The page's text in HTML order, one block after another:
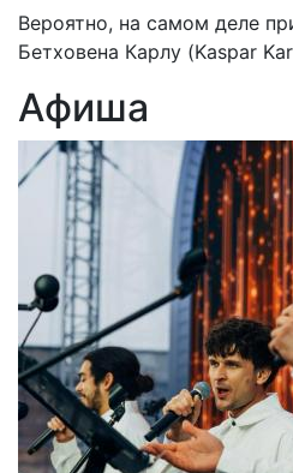
Вероятно, на самом деле
Бетховена Карлу (Kaspar
Афиша